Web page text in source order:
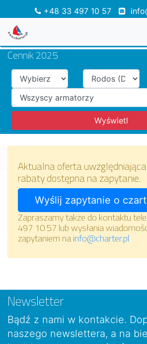
+48 33 497 10 57
Cennik 2025
Aktualna oferta
rabaty dostępna na zapytanie.
Zapraszamy także do kontaktu
497 10 57 lub wysłania
zapytaniem nainfo@charter.pl
Newsletter
Bądź z nami w kontakcie.
naszego newslettera, a na